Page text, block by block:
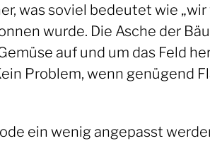
was soviel bedeutet wie
wurde. Die Asche der
auf und um das Feld
Problem, wenn genügend
ein wenig angepasst